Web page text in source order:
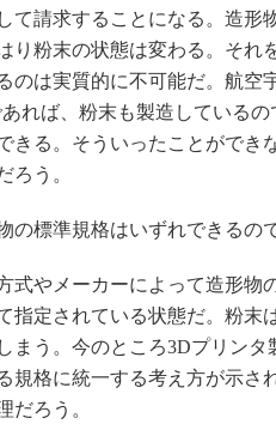
て請求することになる。造形
り粉末の状態は変わる。それ
のは実質的に不可能だ。航空
れば、粉末も製造している
きる。そういったことができ
ろう。
標準規格はいずれできるの
式やメーカーによって造形物
指定されている状態だ。粉
まう。今のところ3Dプリン
規格に統一する考え方が示さ
だろう。